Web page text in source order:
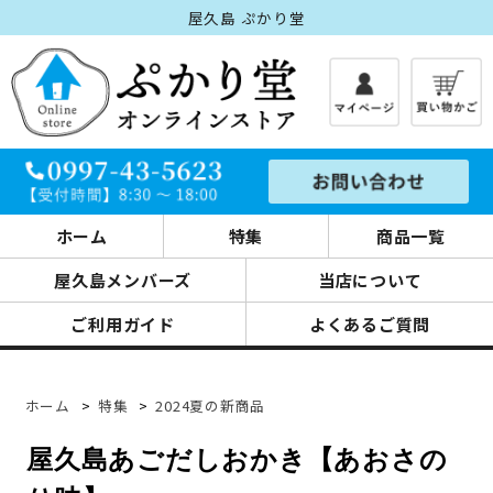
屋久島 ぷかり堂
ホーム 特集
商品一覧
屋久島メンバーズ
当店について
ご利用ガイド
よくあるご質問
ホーム > 特集 > 2024夏の新商品
屋久島あごだしおかき【あおさの